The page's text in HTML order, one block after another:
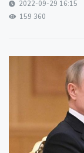
2022-09-29 16:15
159 360